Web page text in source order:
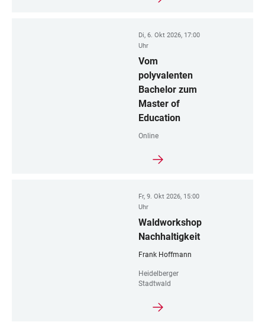
Di, 6. Okt 2026, 17:00
Uhr
Vom
polyvalenten
Bachelor zum
Master of
Education
Online
Fr, 9. Okt 2026, 15:00
Uhr
Waldworkshop
Nachhaltigkeit
Frank Hoffmann
Heidelberger
Stadtwald